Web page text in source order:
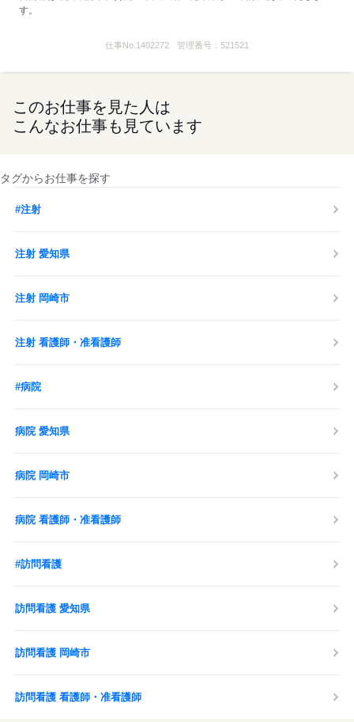
す。
仕事No. 1402272 管理番号： 521521
このお仕事を見た人は
こんなお仕事も見ています
タグからお仕事を探す
#注射
注射 愛知県
注射 岡崎市
注射 看護師・准看護師
#病院
病院 愛知県
病院 岡崎市
病院 看護師・准看護師
#訪問看護
訪問看護 愛知県
訪問看護 岡崎市
訪問看護 看護師・准看護師